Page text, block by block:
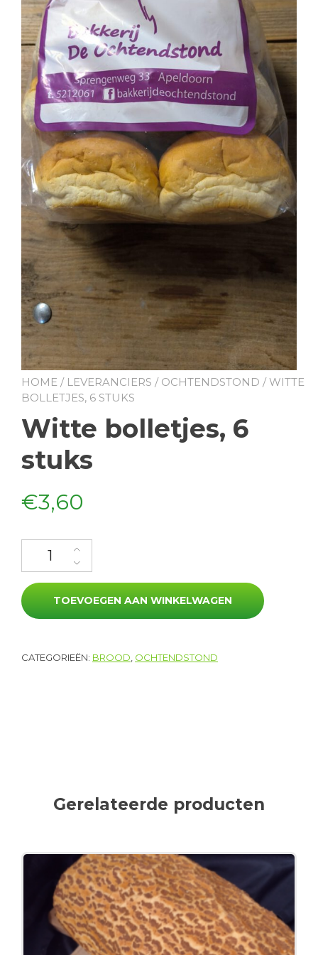
HOME / LEVERANCIERS / OCHTENDSTOND / WITTE
BOLLETJES, 6 STUKS
Witte bolletjes, 6
stuks
€3,60
Witte bolletjes, 6 stuks aantal
TOEVOEGEN AAN WINKELWAGEN
CATEGORIEËN: BROOD OCHTENDSTOND
Gerelateerde producten